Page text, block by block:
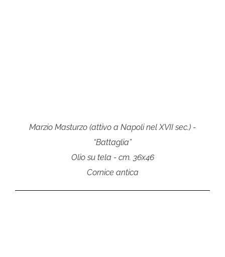
Marzio Masturzo (attivo a Napoli nel XVII sec.) -
“Battaglia”
Olio su tela - cm. 36x46
Cornice antica